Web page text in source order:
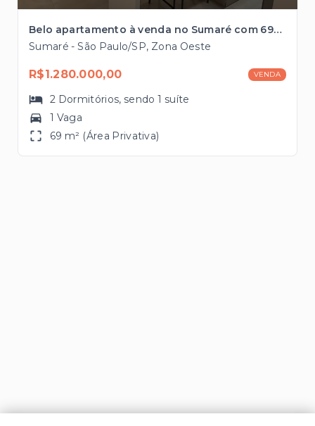
Belo apartamento à venda no Sumaré com 69m², 2 dormitórios localizado à 300 metros da estação Vila Madalena do metrô
Sumaré - São Paulo/SP, Zona Oeste
R$1.280.000,00 VENDA
2 Dormitórios, sendo1 suíte
1 Vaga
69 m² (Área Privativa)